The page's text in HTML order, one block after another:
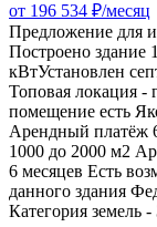
от 196 534 ₽/месяц
Предложение для
Построено здание
кВтУстановлен
Топовая локация -
помещение есть
Арендный платёж
1000 до 2000 м2
6 месяцев Есть
данного здания
Категория земель